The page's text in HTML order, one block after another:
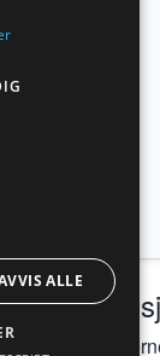
Kom
ALLE